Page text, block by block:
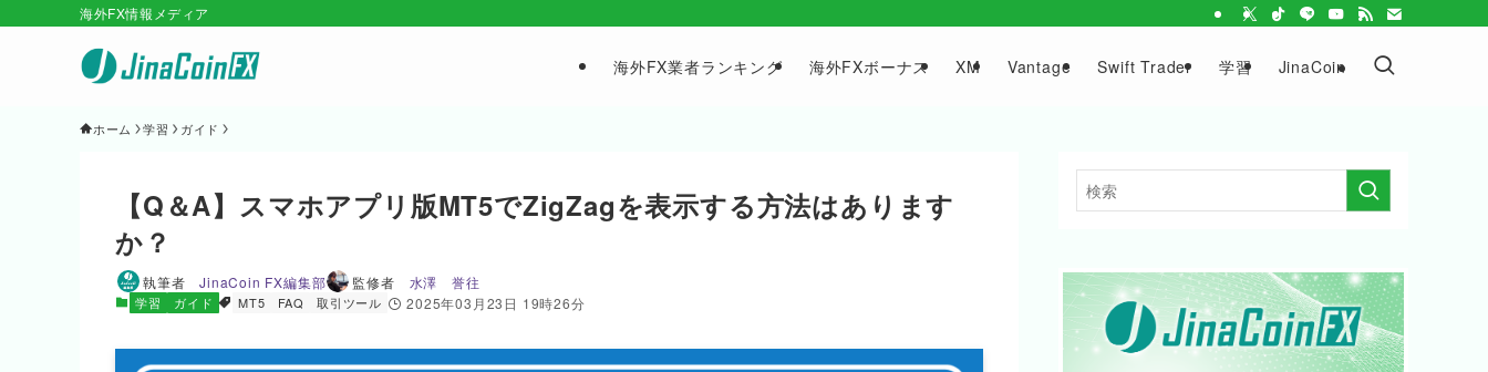
海外FX情報メディア
海外FX業者ランキング 海外FXボーナス XM Vantage Swift Trader 学習 JinaCoin
ホーム 学習 ガイド
【Q＆A】スマホアプリ版MT5でZigZagを表示する方法はあります
か？
学習 ガイド MT5 FAQ 取引ツール 2025年03月23日 19時26分
執筆者JinaCoin FX編集部 監修者 水澤 誉往